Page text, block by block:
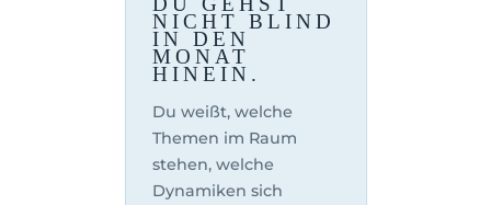
NICHT BLIND
IN DEN
MONAT
HINEIN.
Du weißt, welche
Themen im Raum
stehen, welche
Dynamiken sich